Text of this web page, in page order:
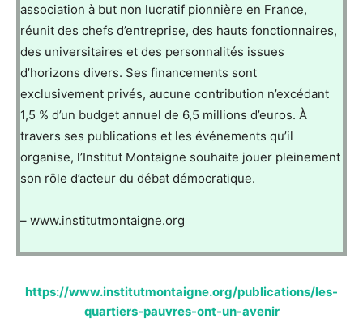
association à but non lucratif pionnière en France,
réunit des chefs d’entreprise, des hauts fonctionnaires,
des universitaires et des personnalités issues
d’horizons divers. Ses financements sont
exclusivement privés, aucune contribution n’excédant
1,5 % d’un budget annuel de 6,5 millions d’euros. À
travers ses publications et les événements qu’il
organise, l’Institut Montaigne souhaite jouer pleinement
son rôle d’acteur du débat démocratique.
– www.institutmontaigne.org
https://www.institutmontaigne.org/publications/les-
quartiers-pauvres-ont-un-avenir